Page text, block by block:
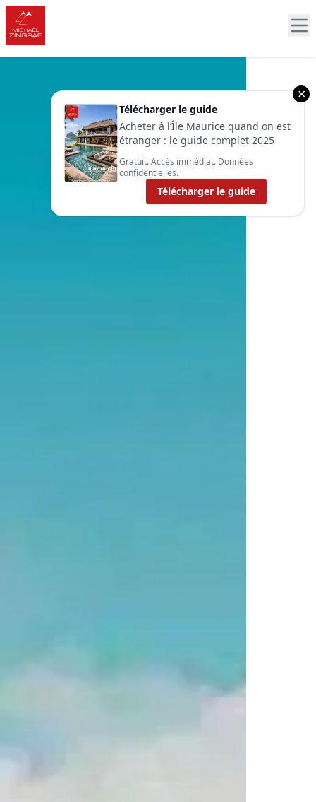
×
Télécharger le guide
Acheter à l’Île Maurice quand on est
étranger : le guide complet 2025
Gratuit. Accès immédiat. Données
confidentielles.
Télécharger le guide